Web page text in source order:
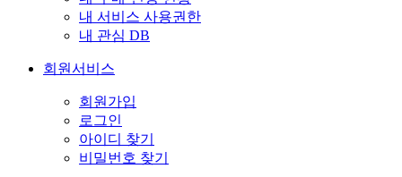
내 서비스 사용권한
내 관심 DB
회원서비스
회원가입
로그인
아이디 찾기
비밀번호 찾기